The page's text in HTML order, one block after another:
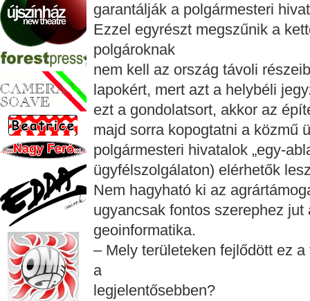
garantálják a polgármesteri
Ezzel egyrészt megszűnik a
polgároknak
nem kell az ország távoli
lapokért, mert azt a helybéli
ezt a gondolatsort, akkor az
majd sorra kopogtatni a közmű
polgármesteri hivatalok „egy-
ügyfélszolgálaton) elérhetők
Nem hagyható ki az
ugyancsak fontos szerephez jut
geoinformatika.
– Mely területeken fejlődött ez
a
legjelentősebben?